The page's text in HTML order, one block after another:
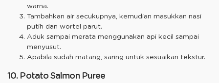
warna.
Tambahkan air secukupnya, kemudian masukkan nasi
putih dan wortel parut.
Aduk sampai merata menggunakan api kecil sampai
menyusut.
Apabila sudah matang, saring untuk sesuaikan tekstur.
10. Potato Salmon Puree